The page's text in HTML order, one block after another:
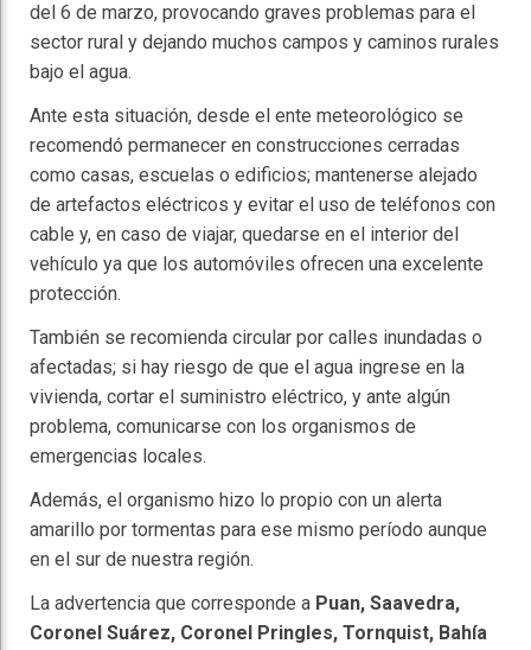
del 6 de marzo, provocando graves problemas para el
sector rural y dejando muchos campos y caminos rurales
bajo el agua.
Ante esta situación, desde el ente meteorológico se
recomendó permanecer en construcciones cerradas
como casas, escuelas o edificios; mantenerse alejado
de artefactos eléctricos y evitar el uso de teléfonos con
cable y, en caso de viajar, quedarse en el interior del
vehículo ya que los automóviles ofrecen una excelente
protección.
También se recomienda circular por calles inundadas o
afectadas; si hay riesgo de que el agua ingrese en la
vivienda, cortar el suministro eléctrico, y ante algún
problema, comunicarse con los organismos de
emergencias locales.
Además, el organismo hizo lo propio con un alerta
amarillo por tormentas para ese mismo período aunque
en el sur de nuestra región.
La advertencia que corresponde a Puan, Saavedra,
Coronel Suárez, Coronel Pringles, Tornquist, Bahía